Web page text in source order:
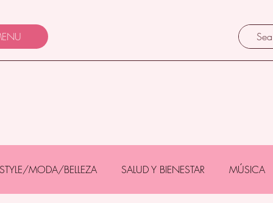
MODA/BELLEZA SALUD Y BIENESTAR MÚSICA